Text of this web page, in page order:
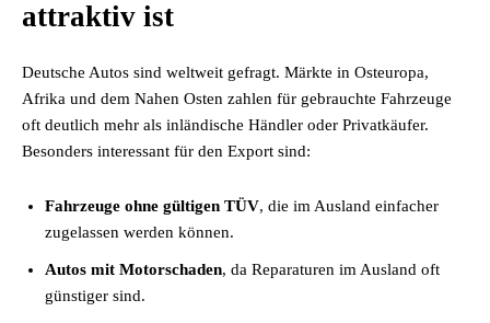
attraktiv ist
Deutsche Autos sind weltweit gefragt. Märkte in Osteuropa,
Afrika und dem Nahen Osten zahlen für gebrauchte Fahrzeuge
oft deutlich mehr als inländische Händler oder Privatkäufer.
Besonders interessant für den Export sind:
Fahrzeuge ohne gültigen TÜV, die im Ausland einfacher
zugelassen werden können.
Autos mit Motorschaden, da Reparaturen im Ausland oft
günstiger sind.